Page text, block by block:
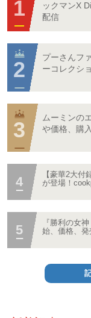
ックマンX
配信
プーさんフ
ーコレクシ
ムーミンの
や価格、購
【豪華2大
が登場！
『勝利の女
始、価格、